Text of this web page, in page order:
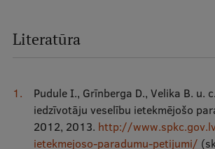
Literatūra
Pudule I., Grīnberga D., Velika B. u.
iedzīvotāju veselību ietekmējošo
2012, 2013. http://
ietekmejoso-paradumu-petijumi/